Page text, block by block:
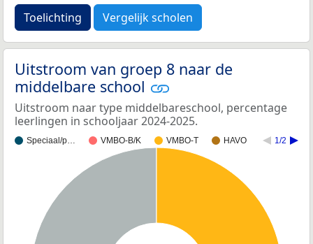
Toelichting Vergelijk scholen
Uitstroom van groep 8 naar de
middelbare school
Uitstroom naar type middelbareschool, percentage
leerlingen in schooljaar 2024-2025.
Speciaal/p… VMBO-B/K VMBO-T HAVO 1/2